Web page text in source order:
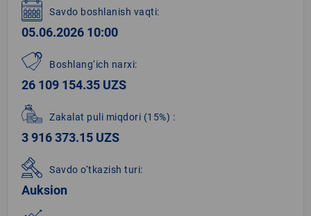
Savdo boshlanish vaqti:
05.06.2026 10:00
Boshlang‘ich narxi:
26 109 154.35 UZS
Zakalat puli miqdori (15%) :
3 916 373.15 UZS
Savdo o‘tkazish turi:
Auksion